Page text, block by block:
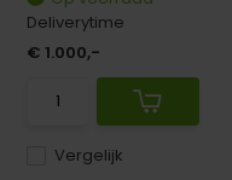
Vergelijk
Deliverytime
€ 1.000,-